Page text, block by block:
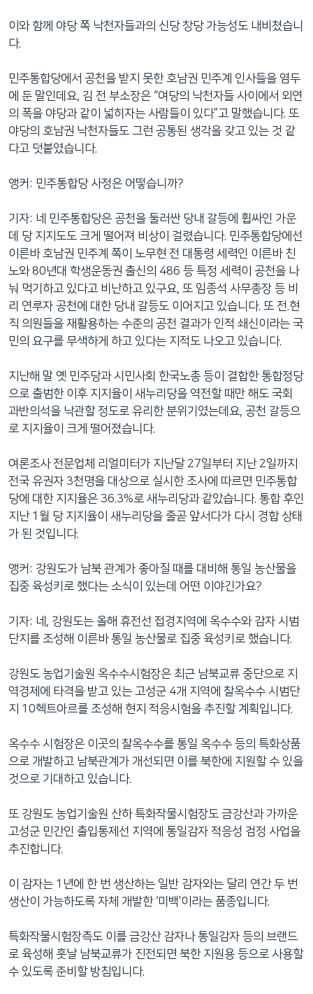
이와 함께 야당 쪽 낙천자들과의 신당 창당 가능성도 내비쳤습니
다.
민주통합당에서 공천을 받지 못한 호남권 민주계 인사들을 염두
에 둔 말인데요, 김 전 부소장은 “여당의 낙천자들 사이에서 외연
의 폭을 야당과 같이 넓히자는 사람들이 있다”고 말했습니다. 또
야당의 호남권 낙천자들도 그런 공통된 생각을 갖고 있는 것 같
다고 덧붙였습니다.
앵커: 민주통합당 사정은 어떻습니까?
기자: 네 민주통합당은 공천을 둘러싼 당내 갈등에 휩싸인 가운
데 당 지지도도 크게 떨어져 비상이 걸렸습니다. 민주통합당에선
이른바 호남권 민주계 쪽이 노무현 전 대통령 세력인 이른바 친
노와 80년대 학생운동권 출신의 486 등 특정 세력이 공천을 나
눠 먹기하고 있다고 비난하고 있구요, 또 임종석 사무총장 등 비
리 연루자 공천에 대한 당내 갈등도 이어지고 있습니다. 또 전.현
직 의원들을 재활용하는 수준의 공천 결과가 인적 쇄신이라는 국
민의 요구를 무색하게 하고 있다는 지적도 나오고 있습니다.
지난해 말 옛 민주당과 시민사회 한국노총 등이 결합한 통합정당
으로 출범한 이후 지지율이 새누리당을 역전할 때만 해도 국회
과반의석을 낙관할 정도로 유리한 분위기였는데요, 공천 갈등으
로 지지율이 크게 떨어졌습니다.
여론조사 전문업체 리얼미터가 지난달 27일부터 지난 2일까지
전국 유권자 3천명을 대상으로 실시한 조사에 따르면 민주통합
당에 대한 지지율은 36.3%로 새누리당과 같았습니다. 통합 후인
지난 1월 당 지지율이 새누리당을 줄곧 앞서다가 다시 경합 상태
가 된 것입니다.
앵커: 강원도가 남북 관계가 좋아질 때를 대비해 통일 농산물을
집중 육성키로 했다는 소식이 있는데 어떤 이야긴가요?
기자: 네, 강원도는 올해 휴전선 접경지역에 옥수수와 감자 시범
단지를 조성해 이른바 통일 농산물로 집중 육성키로 했습니다.
강원도 농업기술원 옥수수시험장은 최근 남북교류 중단으로 지
역경제에 타격을 받고 있는 고성군 4개 지역에 찰옥수수 시범단
지 10헥트아르를 조성해 현지 적응시험을 추진할 계획입니다.
옥수수 시험장은 이곳의 찰옥수수를 통일 옥수수 등의 특화상품
으로 개발하고 남북관계가 개선되면 이를 북한에 지원할 수 있을
것으로 기대하고 있습니다.
또 강원도 농업기술원 산하 특화작물시험장도 금강산과 가까운
고성군 민간인 출입통제선 지역에 통일감자 적응성 검정 사업을
추진합니다.
이 감자는 1년에 한 번 생산하는 일반 감자와는 달리 연간 두 번
생산이 가능하도록 자체 개발한 ‘미백’이라는 품종입니다.
특화작물시험장측도 이를 금강산 감자나 통일감자 등의 브랜드
로 육성해 훗날 남북교류가 진전되면 북한 지원용 등으로 사용할
수 있도록 준비할 방침입니다.